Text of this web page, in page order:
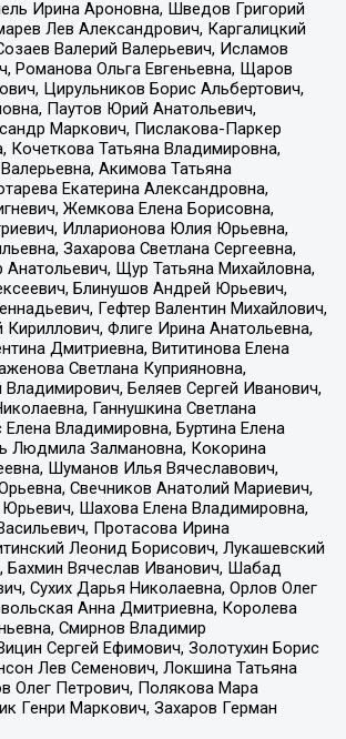
Ирина Ароновна, Шведов Григорий
Лев Александрович, Каргалицкий
Валерий Валерьевич, Исламов
Романова Ольга Евгеньевна, Щаров
Цирульников Борис Альбертович,
Паутов Юрий Анатольевич,
Маркович, Пислакова-Паркер
Кочеткова Татьяна Владимировна,
Акимова Татьяна
Екатерина Александровна,
Жемкова Елена Борисовна,
Илларионова Юлия Юрьевна,
Захарова Светлана Сергеевна,
Щур Татьяна Михайловна,
Блинушов Андрей Юрьевич,
Гефтер Валентин Михайлович,
Флиге Ирина Анатольевна,
Дмитриевна, Вититинова Елена
Светлана Куприяновна,
Беляев Сергей Иванович,
Ганнушкина Светлана
Владимировна, Буртина Елена
Людмила Залмановна, Кокорина
Шуманов Илья Вячеславович,
Свечников Анатолий Мариевич,
Шахова Елена Владимировна,
Протасова Ирина
Леонид Борисович, Лукашевский
Бахмин Вячеслав Иванович, Шабад
Сухих Дарья Николаевна, Орлов Олег
Анна Дмитриевна, Королева
Смирнов Владимир
Сергей Ефимович, Золотухин Борис
Лев Семенович, Локшина Татьяна
Олег Петрович, Полякова Мара
Генри Маркович, Захаров Герман